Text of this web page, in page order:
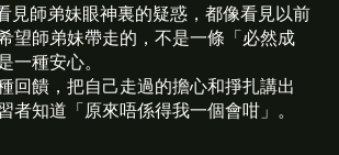
見師弟妹眼神裏的疑惑，都像看見以前
望師弟妹帶走的，不是一條「必然成
一種安心。
回饋，把自己走過的擔心和掙扎講出
者知道「原來唔係得我一個會咁」。